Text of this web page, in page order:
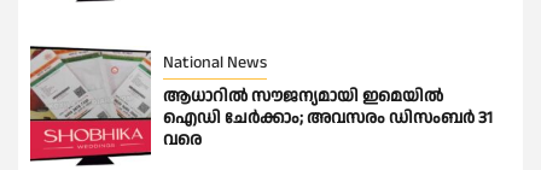
National News
ആധാറിൽ സൗജന്യമായി ഇമെയില്‍
ഐഡി ചേര്‍ക്കാം; അവസരം ഡിസംബര്‍ 31
വരെ